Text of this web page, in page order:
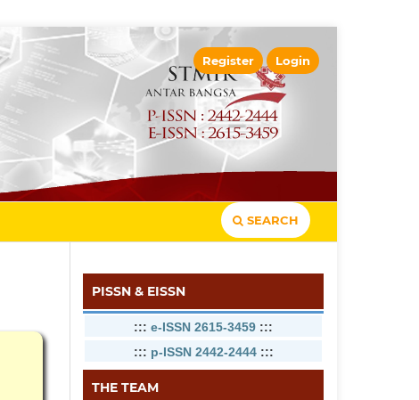
SEARCH
Register Login
PISSN & EISSN
::: e-ISSN 2615-3459 :::
::: p-ISSN 2442-2444:::
THE TEAM